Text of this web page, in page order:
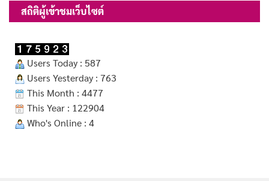
สถิติผู้เข้าชมเว็บไซต์
Users Today : 587
Users Yesterday : 763
This Month : 4477
This Year : 122904
Who's Online : 4